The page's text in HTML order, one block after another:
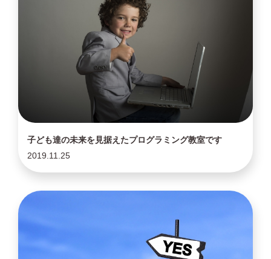
子ども達の未来を見据えたプログラミング教室です
2019.11.25